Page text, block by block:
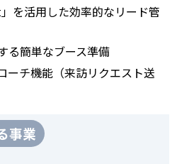
を活用した効率的なリード管
る簡単なブース準備
ーチ機能（来訪リクエスト送
事業